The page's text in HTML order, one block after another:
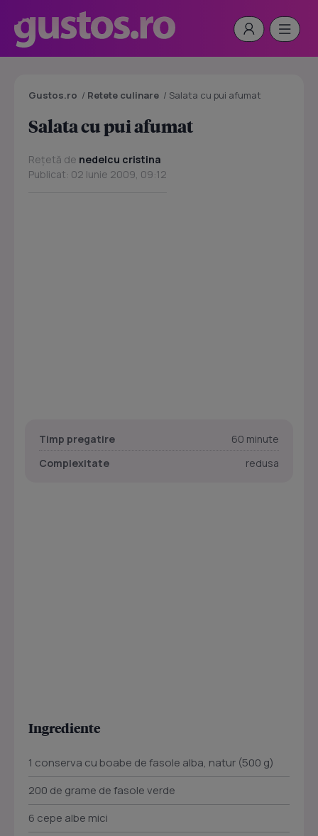
Gustos.ro / Retete culinare / Salata cu pui afumat
Salata cu pui afumat
Rețetă de nedelcu cristina
Publicat: 02 Iunie 2009, 09:12
Timp pregatire
60 minute
Complexitate
redusa
Ingrediente
1 conserva cu boabe de fasole alba, natur (500 g)
200 de grame de fasole verde
6 cepe albe mici